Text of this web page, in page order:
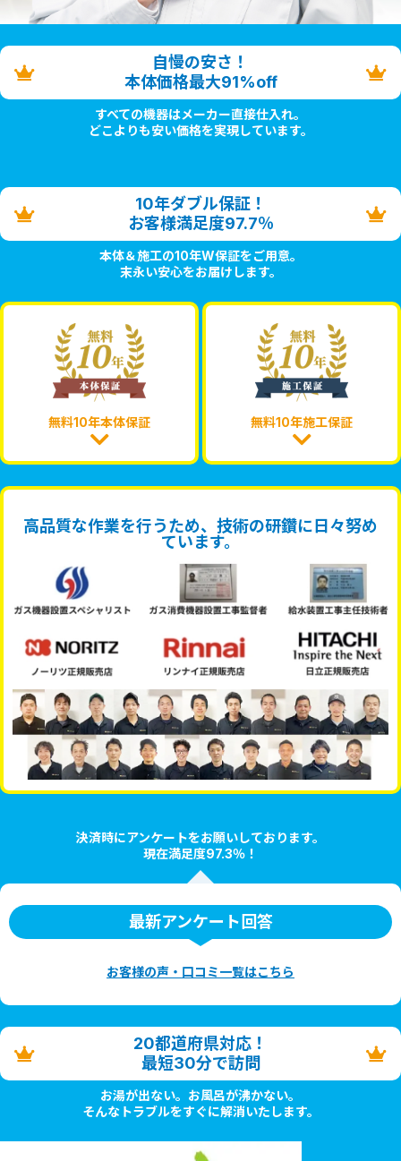
自慢の安さ！
本体価格最大91%off
すべての機器はメーカー直接仕入れ。
どこよりも安い価格を実現しています。
10年ダブル保証！
お客様満足度97.7％
本体＆施工の10年W保証をご用意。
末永い安心をお届けします。
無料10年本体保証 無料10年施工保証
高品質な作業を行うため、技術の研鑽に日々努め
ています。
決済時にアンケートをお願いしております。
現在満足度97.3％！
最新アンケート回答
お客様の声・口コミ一覧はこちら
20都道府県対応！
最短30分で訪問
お湯が出ない。お風呂が沸かない。
そんなトラブルをすぐに解消いたします。